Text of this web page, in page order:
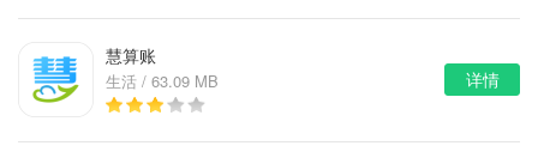
慧算账
生活 / 63.09 MB 详情